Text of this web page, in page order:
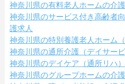
神奈川県の有料老人ホームの介
神奈川県のサービス付き高齢者
護求人
神奈川県の特別養護老人ホーム
神奈川県の通所介護（デイサー
神奈川県のデイケア（通所リハ
神奈川県のグループホームの介